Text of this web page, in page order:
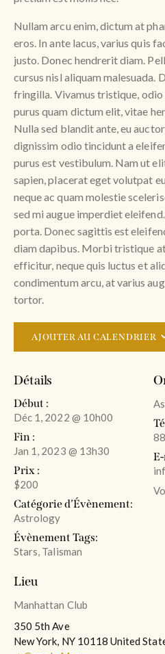
Nullam arcu enim, dictum at
eros. In ante lacus, varius quis
justo. Donec hendrerit diam.
cursus nisl aliquam malesuada.
fringilla. Vivamus tristique,
purus quam dictum elit, vitae
Nulla sed blandit ante, eu
dignissim odio tincidunt a
purus est vestibulum. Nam ut
sapien, placerat eget volutpat
neque ac quam molestie
sed mi augue imperdiet
porta. Donec sagittis est
diam dapibus. Morbi tristique
efficitur, neque quis luctus et
condimentum arcu, at varius
tortor.
AJOUTER AU CALENDRIER
Détails
Début :
Déc 1, 2022 @ 10h00
Fin :
Jan 1, 2023 @ 13h30
Prix :
$200
Catégorie d’Évènement:
Astrology
Évènement Tags:
Stars, Talisman
Lieu
Manhattan Club
350 5th Ave
New York, NY 10118 United